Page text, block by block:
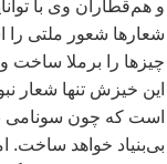
و همقطاران وی با
شعارها شعور ملتی را
چیزها را برملا
این خیزش تنها شعار
است که چون سونامی
بیبنیاد خواهد ساخت.